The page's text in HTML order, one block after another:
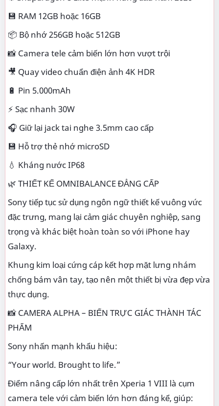
💾 RAM 12GB hoặc 16GB
📦 Bộ nhớ 256GB hoặc 512GB
📸 Camera tele cảm biến lớn hơn vượt trội
🎥 Quay video chuẩn điện ảnh 4K HDR
🔋 Pin 5.000mAh
⚡ Sạc nhanh 30W
🎧 Giữ lại jack tai nghe 3.5mm cao cấp
💾 Hỗ trợ thẻ nhớ microSD
💧 Kháng nước IP68
🌿 THIẾT KẾ OMNIBALANCE ĐẲNG CẤP
Sony tiếp tục sử dụng ngôn ngữ thiết kế vuông vức
đặc trưng, mang lại cảm giác chuyên nghiệp, sang
trọng và khác biệt hoàn toàn so với iPhone hay
Galaxy.
Khung kim loại cứng cáp kết hợp mặt lưng nhám
chống bám vân tay, tạo nên một thiết bị vừa đẹp vừa
thực dụng.
📸 CAMERA ALPHA – BIẾN TRỰC GIÁC THÀNH TÁC
PHẨM
Sony nhấn mạnh khẩu hiệu:
“Your world. Brought to life.”
Điểm nâng cấp lớn nhất trên Xperia 1 VIII là cụm
camera tele với cảm biến lớn hơn đáng kể, giúp: